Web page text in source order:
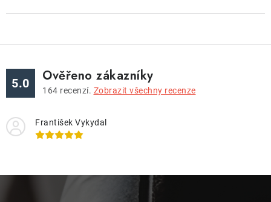
5.0 Ověřeno zákazníky
164 recenzí. Zobrazit všechny recenze
František Vykydal